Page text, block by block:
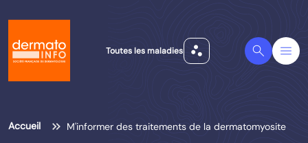
Toutes les maladies scatter_plot Search Menu
Accueil M'informer des traitements de la dermatomyosite